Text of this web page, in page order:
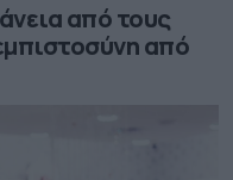
από τους
από